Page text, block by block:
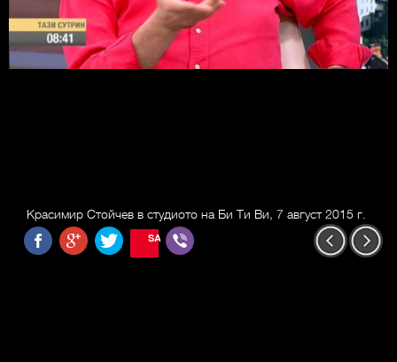
Красимир Стойчев в студиото на Би Ти Ви, 7 август 2015 г.
SAVE